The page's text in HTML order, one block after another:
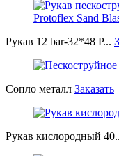
Рукав 12 bar-32*48 P...
Сопло металл Заказать
Рукав кислородный